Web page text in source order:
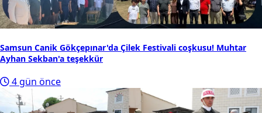
Samsun Canik Gökçepınar'da Çilek Festivali coşkusu! Muhtar
Ayhan Sekban'a teşekkür
4 gün önce